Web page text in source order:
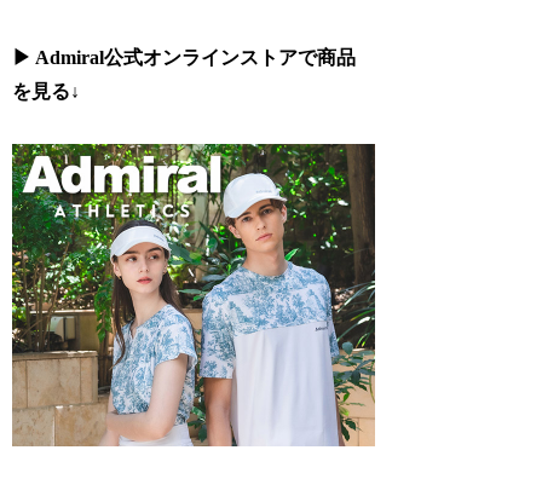
▶ Admiral公式オンラインストアで商品
を見る↓